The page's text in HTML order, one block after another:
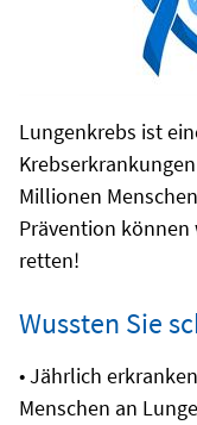
Lungenkrebs ist
Millionen
Prävention können
retten!
Wussten Sie
• Jährlich
Menschen an